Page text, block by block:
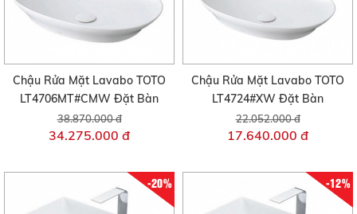
Chậu Rửa Mặt Lavabo TOTO
LT4706MT#CMW Đặt Bàn
38.870.000 đ
34.275.000 đ
Chậu Rửa Mặt Lavabo TOTO
LT4724#XW Đặt Bàn
22.052.000 đ
17.640.000 đ
-20% -12%